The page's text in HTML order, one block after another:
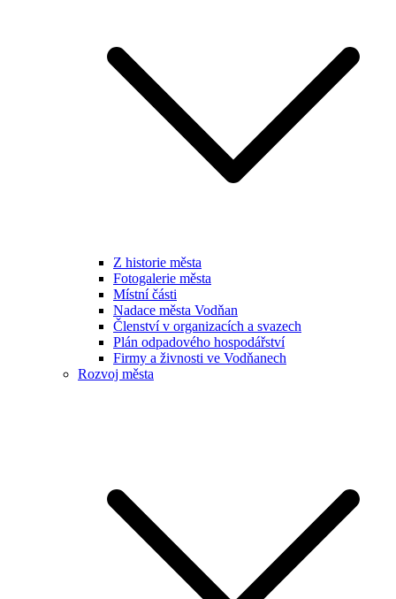
Z historie města
Fotogalerie města
Místní části
Nadace města Vodňan
Členství v organizacích a svazech
Plán odpadového hospodářství
Firmy a živnosti ve Vodňanech
Rozvoj města